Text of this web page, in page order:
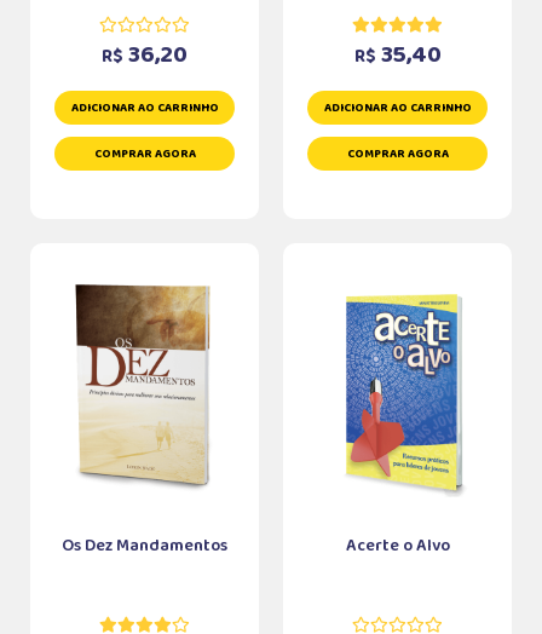
R$ 36,20
ADICIONAR AO CARRINHO
COMPRAR AGORA
R$ 35,40
ADICIONAR AO CARRINHO
COMPRAR AGORA
Os Dez Mandamentos Acerte o Alvo